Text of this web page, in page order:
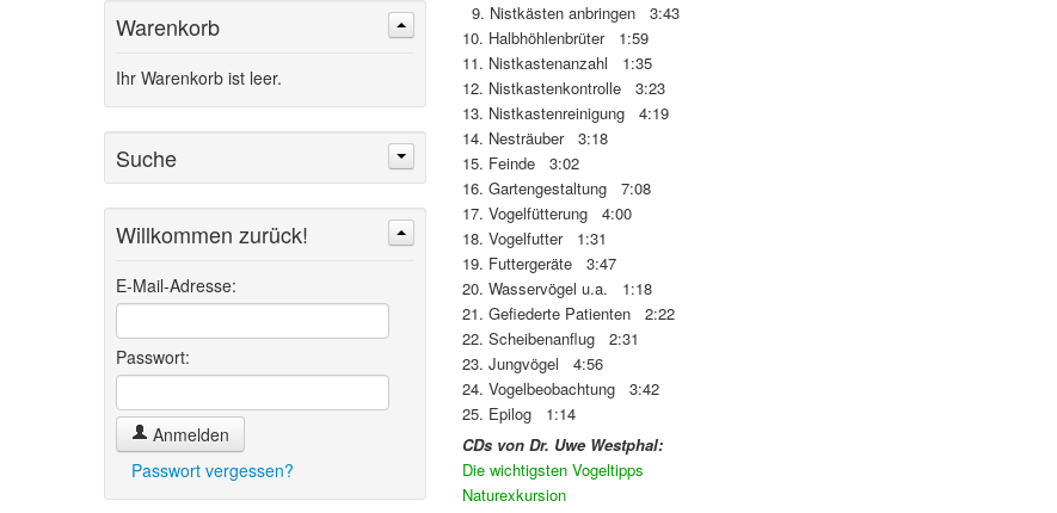
9. Nistkästen anbringen 3:43
10. Halbhöhlenbrüter 1:59
11. Nistkastenanzahl 1:35
12. Nistkastenkontrolle 3:23
13. Nistkastenreinigung 4:19
14. Nesträuber 3:18
15. Feinde 3:02
16. Gartengestaltung 7:08
17. Vogelfütterung 4:00
18. Vogelfutter 1:31
19. Futtergeräte 3:47
20. Wasservögel u.a. 1:18
21. Gefiederte Patienten 2:22
22. Scheibenanflug 2:31
23. Jungvögel 4:56
24. Vogelbeobachtung 3:42
25. Epilog 1:14
CDs von Dr. Uwe Westphal:
Die wichtigsten Vogeltipps
Naturexkursion
Warenkorb
Ihr Warenkorb ist leer.
Suche
Willkommen zurück!
E-Mail-Adresse:
Passwort:
Anmelden
Passwort vergessen?